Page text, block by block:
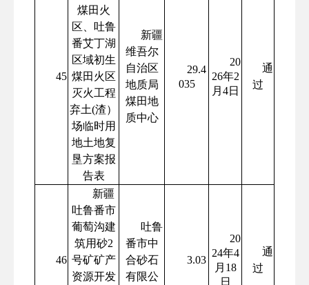
45
煤田火
区、吐鲁
番艾丁湖
区域初生
煤田火区
灭火工程
弃土(渣）
场临时用
地土地复
垦方案报
告表
新疆
维吾尔
自治区
地质局
煤田地
质中心
29.4
035
20
26年2
月4日
通
过
46
新疆
吐鲁番市
葡萄沟建
筑用砂2
号矿矿产
资源开发
吐鲁
番市中
合砂石
有限公
3.03
20
24年4
月18
日
通
过